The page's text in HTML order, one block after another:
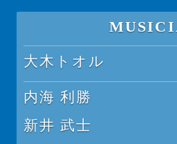
大木トオル
内海 利勝
新井 武士